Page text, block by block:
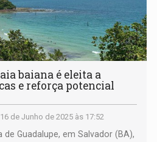
baiana é eleita a
e reforça potencial
16 de Junho de 2025 às 17:52
de Guadalupe, em Salvador (BA),